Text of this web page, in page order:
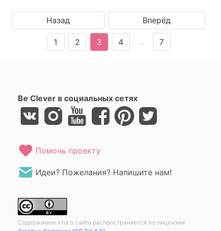
Назад Вперёд
1 2 3 4 … 7
Be Clever в социальных сетях
Помочь проекту
Идеи? Пожелания? Напишите нам!
Содержимое этого сайта распространяется по лицензии